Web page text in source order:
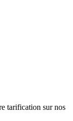
tarification sur nos